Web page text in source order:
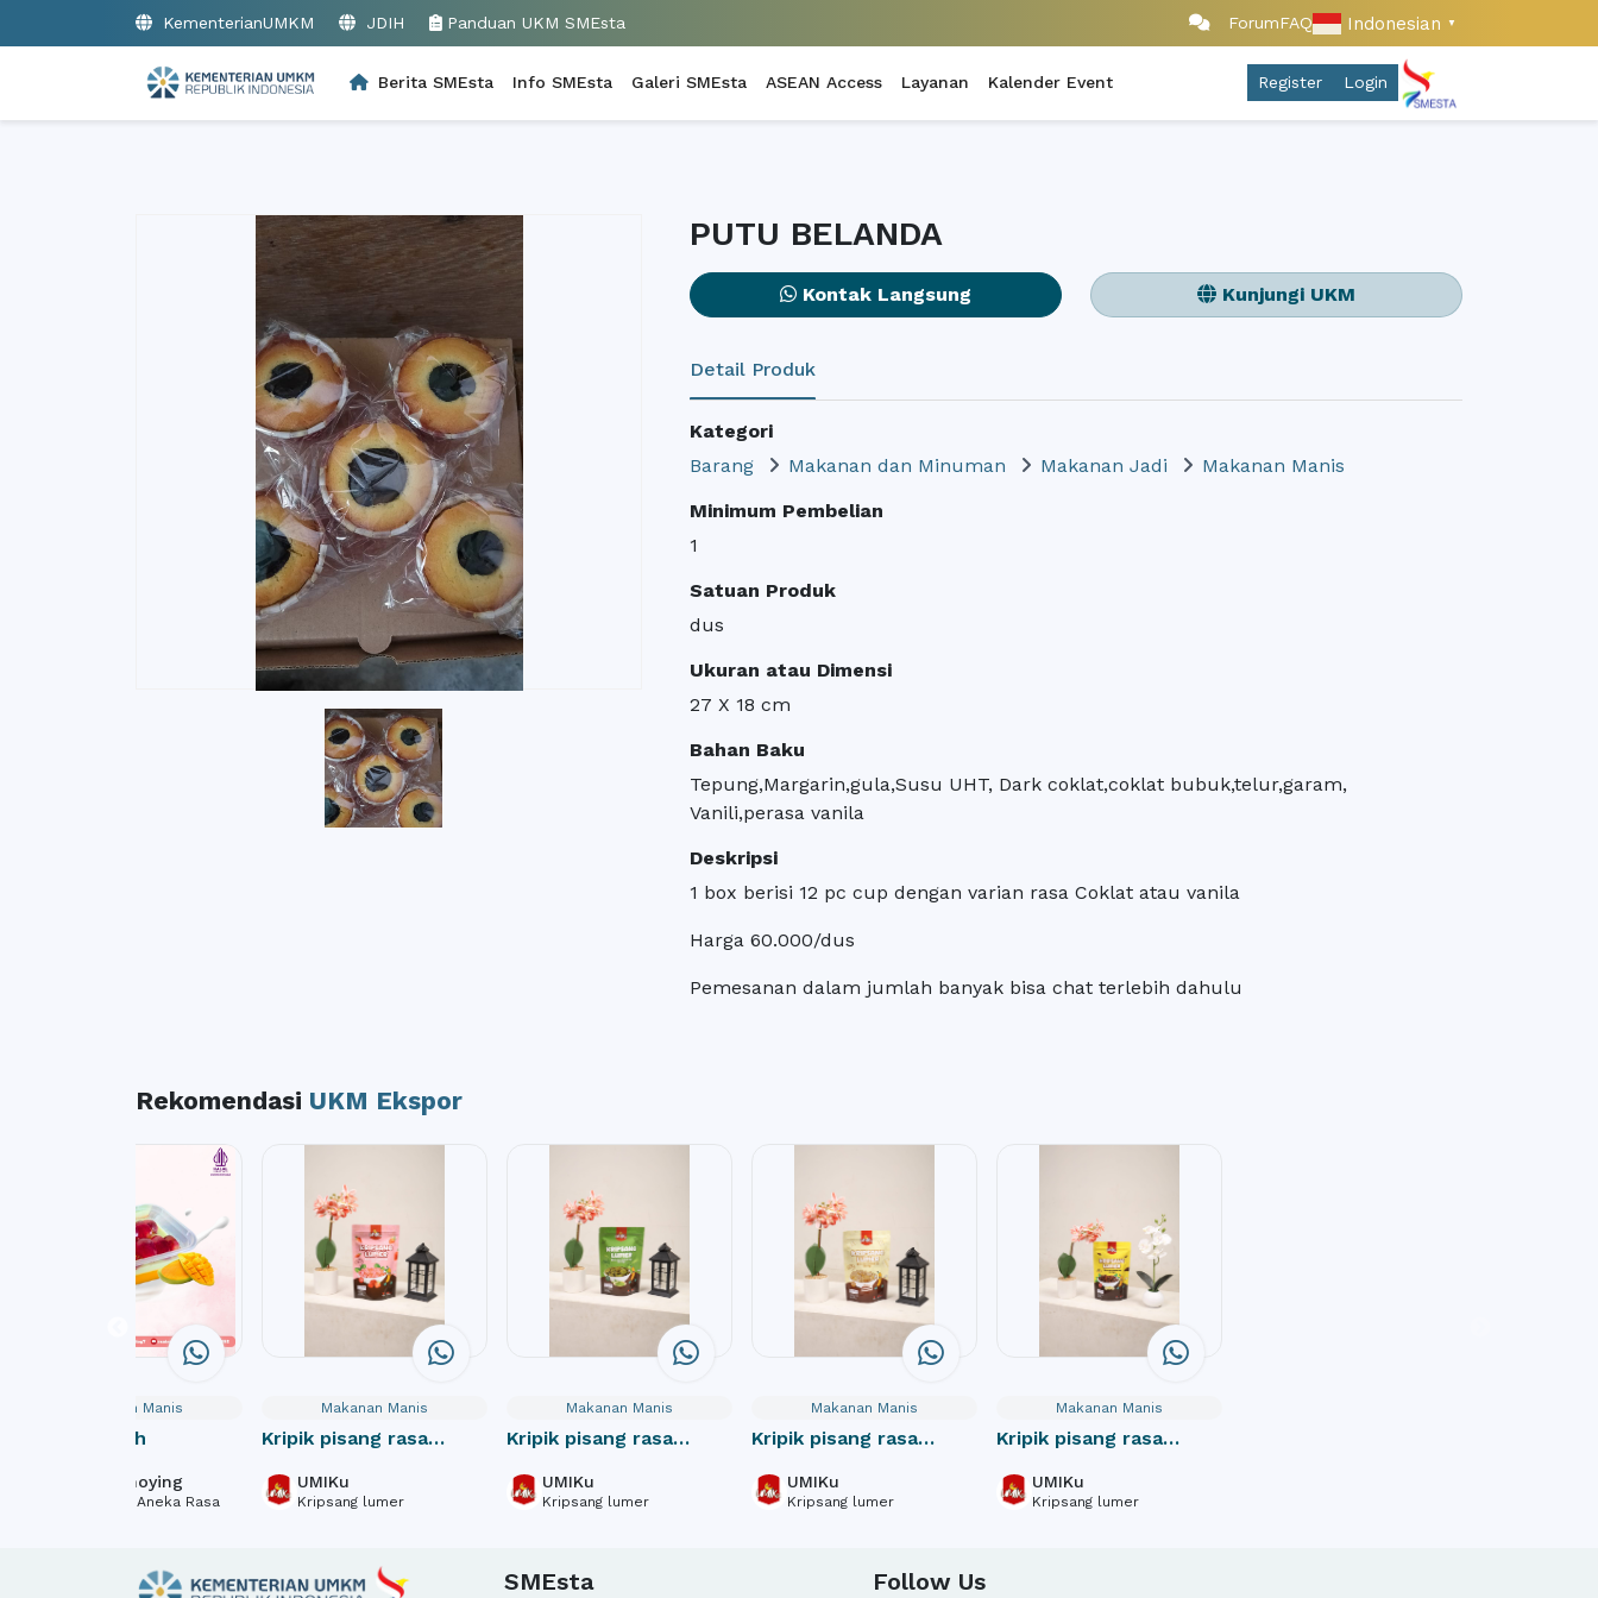
KementerianUMKM JDIH Panduan UKM SMEsta ForumFAQ Indonesian ▼
Berita SMEsta Info SMEsta Galeri SMEsta ASEAN Access Layanan Kalender Event Register Login
PUTU BELANDA
Kontak Langsung Kunjungi UKM
Detail Produk
Kategori
Barang
Makanan dan Minuman Makanan Jadi
Makanan Manis
Minimum Pembelian
1
Satuan Produk
dus
Ukuran atau Dimensi
27 X 18 cm
Bahan Baku
Tepung,Margarin,gula,Susu UHT, Dark coklat,coklat bubuk,telur,garam,
Vanili,perasa vanila
Deskripsi
1 box berisi 12 pc cup dengan varian rasa Coklat atau vanila
Harga 60.000/dus
Pemesanan dalam jumlah banyak bisa chat terlebih dahulu
Rekomendasi UKM Ekspor
Makanan Manis
Pudding Buah
Jus(t) Annoying
Salad Buah Aneka Rasa
Makanan Manis
Kripik pisang rasa
UMIKu
Kripsang lumer
Makanan Manis
Kripik pisang rasa
UMIKu
Kripsang lumer
Makanan Manis
Kripik pisang rasa
UMIKu
Kripsang lumer
Makanan Manis
Kripik pisang rasa
UMIKu
Kripsang lumer
SMEsta Follow Us